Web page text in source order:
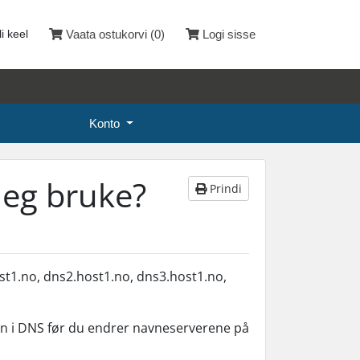
keel Vaata ostukorvi (0) Logi sisse
Konto
bruke? Prindi
dns2.host1.no, dns3.host1.no,
i DNS før du endrer navneserverene på